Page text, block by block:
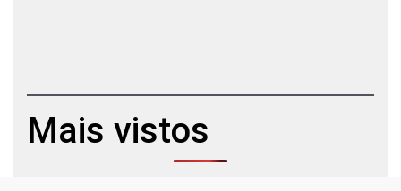
Mais vistos